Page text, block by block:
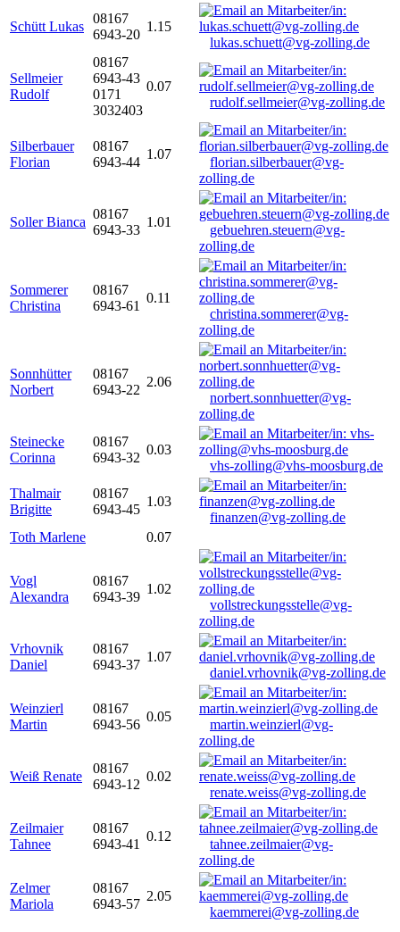
Schütt Lukas
08167
6943-20
1.15
lukas.schuett@vg-zolling.de
Sellmeier
Rudolf
08167
6943-43
0171
3032403
0.07
rudolf.sellmeier@vg-zolling.de
Silberbauer
Florian
08167
6943-44
1.07
florian.silberbauer@vg-
zolling.de
Soller Bianca
08167
6943-33
1.01
gebuehren.steuern@vg-
zolling.de
Sommerer
Christina
08167
6943-61
0.11
christina.sommerer@vg-
zolling.de
Sonnhütter
Norbert
08167
6943-22
2.06
norbert.sonnhuetter@vg-
zolling.de
Steinecke
Corinna
08167
6943-32
0.03
vhs-zolling@vhs-moosburg.de
Thalmair
Brigitte
08167
6943-45
1.03
finanzen@vg-zolling.de
Toth Marlene
0.07
Vogl
Alexandra
08167
6943-39
1.02
vollstreckungsstelle@vg-
zolling.de
Vrhovnik
Daniel
08167
6943-37
1.07
daniel.vrhovnik@vg-zolling.de
Weinzierl
Martin
08167
6943-56
0.05
martin.weinzierl@vg-
zolling.de
Weiß Renate
08167
6943-12
0.02
renate.weiss@vg-zolling.de
Zeilmaier
Tahnee
08167
6943-41
0.12
tahnee.zeilmaier@vg-
zolling.de
Zelmer
Mariola
08167
6943-57
2.05
kaemmerei@vg-zolling.de